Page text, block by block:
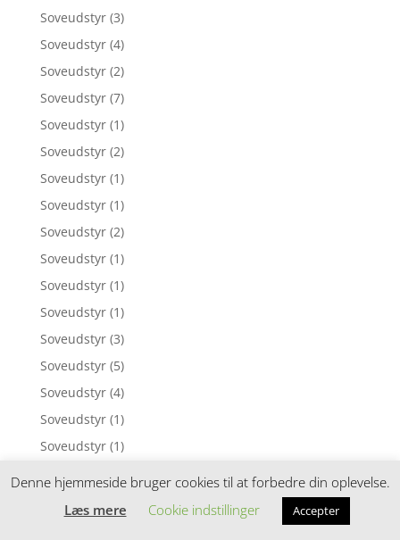
Soveudstyr (3)
Soveudstyr (4)
Soveudstyr (2)
Soveudstyr (7)
Soveudstyr (1)
Soveudstyr (2)
Soveudstyr (1)
Soveudstyr (1)
Soveudstyr (2)
Soveudstyr (1)
Soveudstyr (1)
Soveudstyr (1)
Soveudstyr (3)
Soveudstyr (5)
Soveudstyr (4)
Soveudstyr (1)
Soveudstyr (1)
Denne hjemmeside bruger cookies til at forbedre din oplevelse.
Læs mere
Cookie indstillinger Accepter